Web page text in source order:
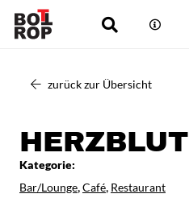
zurück zur Übersicht
HERZBLUT
Kategorie:
Bar/Lounge Café Restaurant